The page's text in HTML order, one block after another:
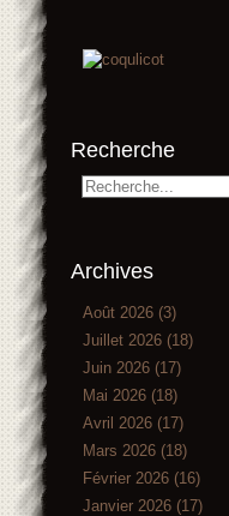
Recherche
Archives
Août 2026 (3)
Juillet 2026 (18)
Juin 2026 (17)
Mai 2026 (18)
Avril 2026 (17)
Mars 2026 (18)
Février 2026 (16)
Janvier 2026 (17)